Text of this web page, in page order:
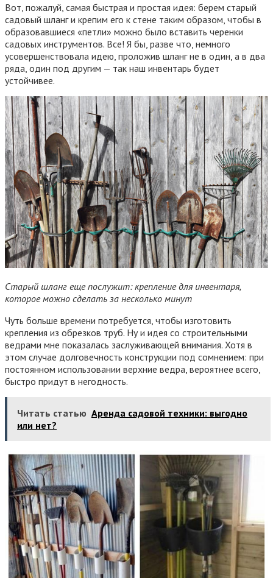
Вот, пожалуй, самая быстрая и простая идея: берем старый
садовый шланг и крепим его к стене таким образом, чтобы в
образовавшиеся «петли» можно было вставить черенки
садовых инструментов. Все! Я бы, разве что, немного
усовершенствовала идею, проложив шланг не в один, а в два
ряда, один под другим — так наш инвентарь будет
устойчивее.
Старый шланг еще послужит: крепление для инвентаря,
которое можно сделать за несколько минут
Чуть больше времени потребуется, чтобы изготовить
крепления из обрезков труб. Ну и идея со строительными
ведрами мне показалась заслуживающей внимания. Хотя в
этом случае долговечность конструкции под сомнением: при
постоянном использовании верхние ведра, вероятнее всего,
быстро придут в негодность.
Читать статью Аренда садовой техники: выгодно
или нет?